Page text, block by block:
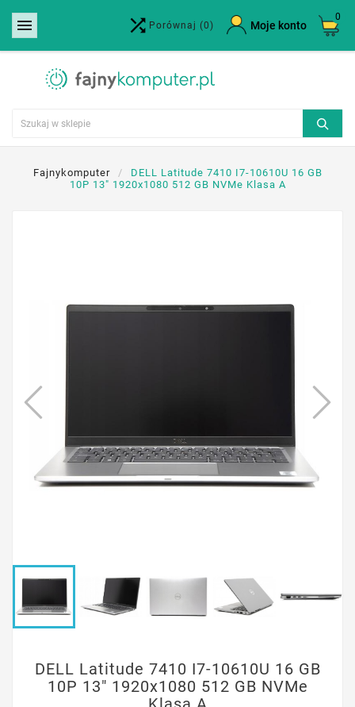
  Porównaj (0) Moje konto
0
Fajnykomputer
DELL Latitude 7410 I7-10610U 16 GB
10P 13" 1920x1080 512 GB NVMe Klasa A
DELL Latitude 7410 I7-10610U 16 GB
10P 13" 1920x1080 512 GB NVMe
Utwórz listę życzeń ×
Nazwa listy życzeń
Anuluj Utwórz listę życzeń